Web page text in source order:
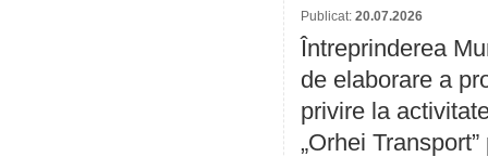
Publicat: 20.07.2026
Întreprinderea
de elaborare a
privire la
„Orhei